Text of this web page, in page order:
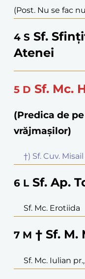
(Post. Nu se fac
4 S Sf.
Atenei
5 D Sf. Mc.
(Predica de
vrăjmașilor)
†) Sf. Cuv.
6 L Sf. Ap.
Sf. Mc. Erotiida
7 M † Sf. M.
Sf. Mc. Iulian